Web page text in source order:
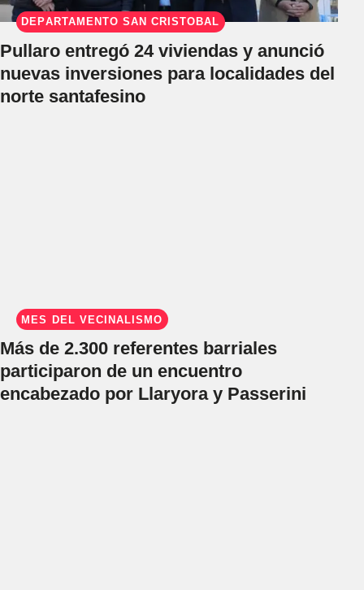
DEPARTAMENTO SAN CRISTÓBAL
Pullaro entregó 24 viviendas y anunció
nuevas inversiones para localidades del
norte santafesino
MES DEL VECINALISMO
Más de 2.300 referentes barriales
participaron de un encuentro
encabezado por Llaryora y Passerini